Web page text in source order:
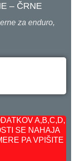
– ČRNE
za enduro,
A,B,C,D,
SE NAHAJA
PA VPIŠITE